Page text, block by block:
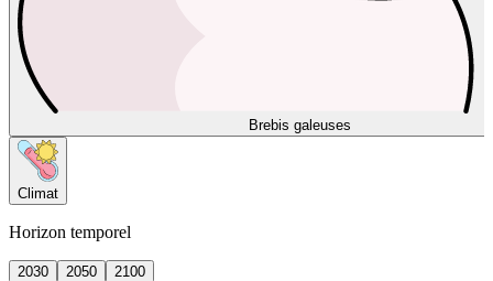
Brebis galeuses
Climat
Horizon temporel
2030 2050
2100